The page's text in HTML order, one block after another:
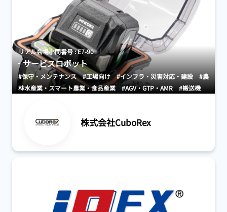
リアル会場小間番号 : E7-90
サービスロボット
#保守・メンテナンス #工場向け #インフラ・災害対応・建設
#農
林水産業・スマート農業・食品産業
#AGV・GTP・AMR
#搬送機
株式会社CuboRex